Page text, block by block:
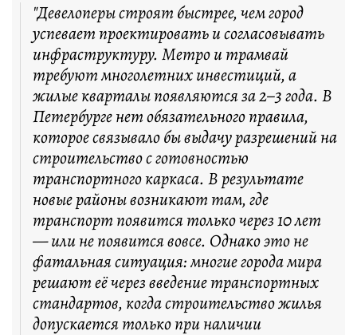
"Девелоперы строят быстрее, чем город
успевает проектировать и согласовывать
инфраструктуру. Метро и трамвай
требуют многолетних инвестиций, а
жилые кварталы появляются за 2–3 года. В
Петербурге нет обязательного правила,
которое связывало бы выдачу разрешений на
строительство с готовностью
транспортного каркаса. В результате
новые районы возникают там, где
транспорт появится только через 10 лет
— или не появится вовсе. Однако это не
фатальная ситуация: многие города мира
решают её через введение транспортных
стандартов, когда строительство жилья
допускается только при наличии